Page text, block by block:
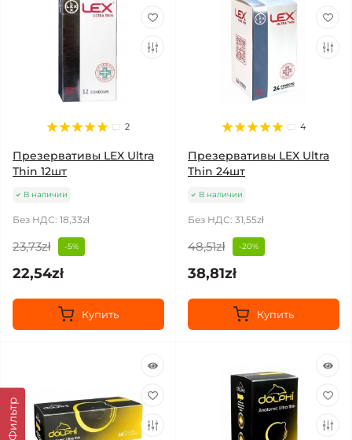
Фильтр
2
Презервативы LEX Ultra
Thin 12шт
В наличии
Без НДС: 18,33zł
23,73zł -5%
22,54zł
Купить
4
Презервативы LEX Ultra
Thin 24шт
В наличии
Без НДС: 31,55zł
48,51zł -20%
38,81zł
Купить